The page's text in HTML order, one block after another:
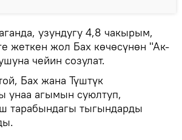
узундугу 4,8 чакырым,
жеткен жол Бах көчөсүнөн "Ак-
чейин созулат.
Бах жана Түштүк
унаа агымын суюлтуп,
тарабындагы тыгындарды